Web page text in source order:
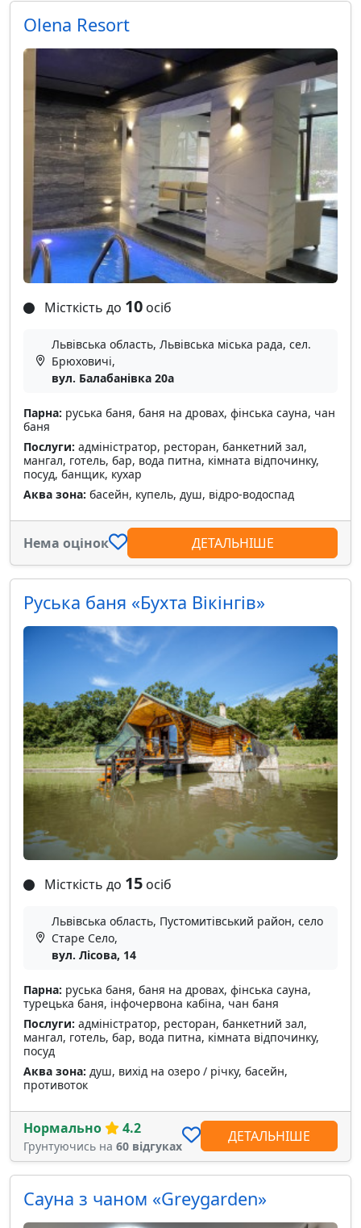
Olena Resort
Місткість до 10 осіб
Львівська область, Львівська міська рада, сел.
Брюховичі,
вул. Балабанівка 20а
Парна: руська баня, баня на дровах, фінська сауна, чан
баня
Послуги: адміністратор, ресторан, банкетний зал,
мангал, готель, бар, вода питна, кімната відпочинку,
посуд, банщик, кухар
Аква зона: басейн, купель, душ, відро-водоспад
Нема оцінок ДЕТАЛЬНІШЕ
Руська баня «Бухта Вікінгів»
Місткість до 15 осіб
Львівська область, Пустомитівський район, село
Старе Село,
вул. Лісова, 14
Парна: руська баня, баня на дровах, фінська сауна,
турецька баня, інфочервона кабіна, чан баня
Послуги: адміністратор, ресторан, банкетний зал,
мангал, готель, бар, вода питна, кімната відпочинку,
посуд
Аква зона: душ, вихід на озеро / річку, басейн,
противоток
Нормально 4.2
Грунтуючись на 60 відгуках
ДЕТАЛЬНІШЕ
Сауна з чаном «Greygarden»